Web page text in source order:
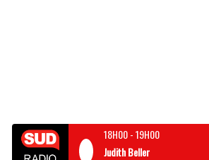
18H00-19H00
Judith Beller